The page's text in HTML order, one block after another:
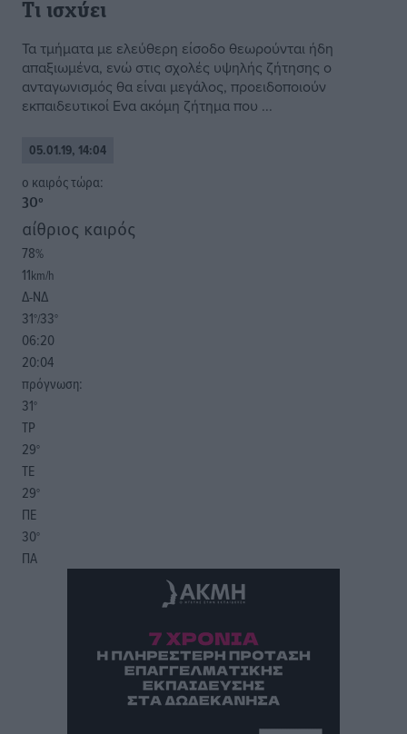
Τι ισχύει
Τα τµήµατα με ελεύθερη είσοδο θεωρούνται ήδη
απαξιωµένα, ενώ στις σχολές υψηλής ζήτησης ο
ανταγωνισµός θα είναι µεγάλος, προειδοποιούν
εκπαιδευτικοί Ενα ακόµη ζήτηµα που ...
05.01.19, 14:04
o καιρός τώρα:
30°
αίθριος καιρός
78%
11km/h
Δ-ΝΔ
31°/33°
06:20
20:04
πρόγνωση:
31°
ΤΡ
29°
ΤΕ
29°
ΠΕ
30°
ΠΑ